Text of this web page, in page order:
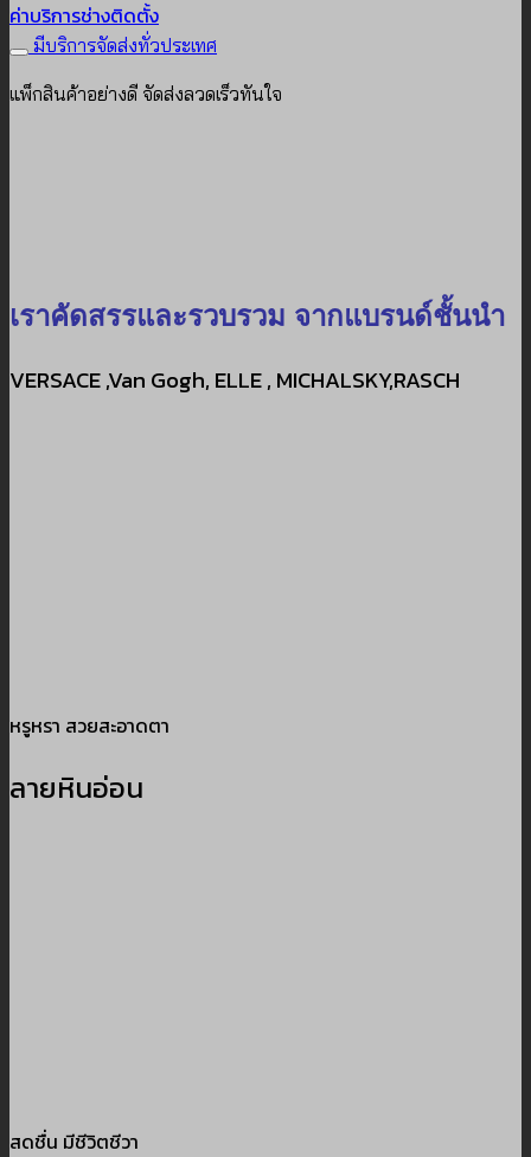
ค่าบริการช่างติดตั้ง
มีบริการจัดส่งทั่วประเทศ
แพ็กสินค้าอย่างดี จัดส่งลวดเร็วทันใจ
เราคัดสรรและรวบรวม จากแบรนด์ชั้นนำ
VERSACE ,Van Gogh, ELLE , MICHALSKY,RASCH
หรูหรา สวยสะอาดตา
ลายหินอ่อน
สดชื่น มีชีวิตชีวา